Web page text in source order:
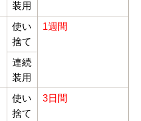
装用
使い
捨て
1週間
連続
装用
使い
捨て
3日間